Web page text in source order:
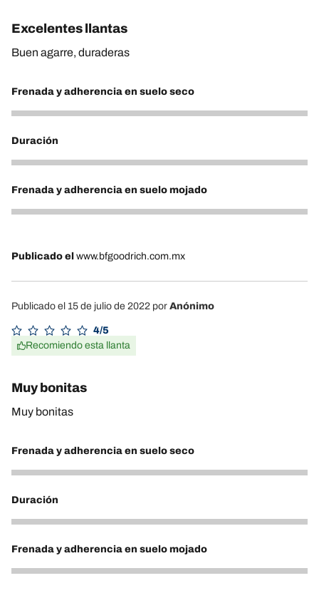
Excelentes llantas
Buen agarre, duraderas
Frenada y adherencia en suelo seco
5
Duración
5
Frenada y adherencia en suelo mojado
4
Publicado el www.bfgoodrich.com.mx
Publicado el 15 de julio de 2022 por Anónimo
4/5
Recomiendo esta llanta
Muy bonitas
Muy bonitas
Frenada y adherencia en suelo seco
5
Duración
4
Frenada y adherencia en suelo mojado
4